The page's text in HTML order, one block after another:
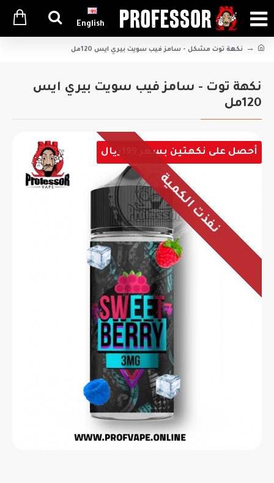
English
نكهة توت مشكل - سامز فيب سويت بيري ايس 120مل
نكهة توت - سامز فيب سويت بيري ايس
120مل
أحصل على نكهتين بسعر 199ريال
نفذت الكمية